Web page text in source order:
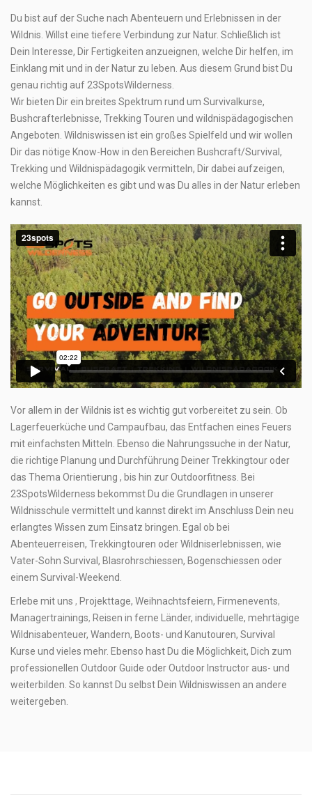
Du bist auf der Suche nach Abenteuern und Erlebnissen in der
Wildnis. Willst eine tiefere Verbindung zur Natur. Schließlich ist
Dein Interesse, Dir Fertigkeiten anzueignen, welche Dir helfen, im
Einklang mit und in der Natur zu leben. Aus diesem Grund bist Du
genau richtig auf 23SpotsWilderness.
Wir bieten Dir ein breites Spektrum rund um Survivalkurse,
Bushcrafterlebnisse, Trekking Touren und wildnispädagogischen
Angeboten. Wildniswissen ist ein großes Spielfeld und wir wollen
Dir das nötige Know-How in den Bereichen Bushcraft/Survival,
Trekking und Wildnispädagogik vermitteln, Dir dabei aufzeigen,
welche Möglichkeiten es gibt und was Du alles in der Natur erleben
kannst.
Vor allem in der Wildnis ist es wichtig gut vorbereitet zu sein. Ob
Lagerfeuerküche und Campaufbau, das Entfachen eines Feuers
mit einfachsten Mitteln. Ebenso die Nahrungssuche in der Natur,
die richtige Planung und Durchführung Deiner Trekkingtour oder
das Thema Orientierung , bis hin zur Outdoorfitness. Bei
23SpotsWilderness bekommst Du die Grundlagen in unserer
Wildnisschule vermittelt und kannst direkt im Anschluss Dein neu
erlangtes Wissen zum Einsatz bringen. Egal ob bei
Abenteuerreisen, Trekkingtouren oderWildniserlebnissen, wie
Vater-Sohn Survival , Blasrohrschiessen, Bogenschiessen oder
einem Survival-Weekend
Erlebe mit uns , Projekttage, Weihnachtsfeiern, Firmenevents,
Managertrainings, Reisen in ferne Länder, individuelle, mehrtägige
Wildnisabenteuer, Wandern, Boots- und Kanutouren, Survival
Kurse und vieles mehr. Ebenso hast Du die Möglichkeit, Dich zum
professionellen Outdoor Guide oder Outdoor Instructor aus- und
weiterbilden. So kannst Du selbst Dein Wildniswissen an andere
weitergeben.